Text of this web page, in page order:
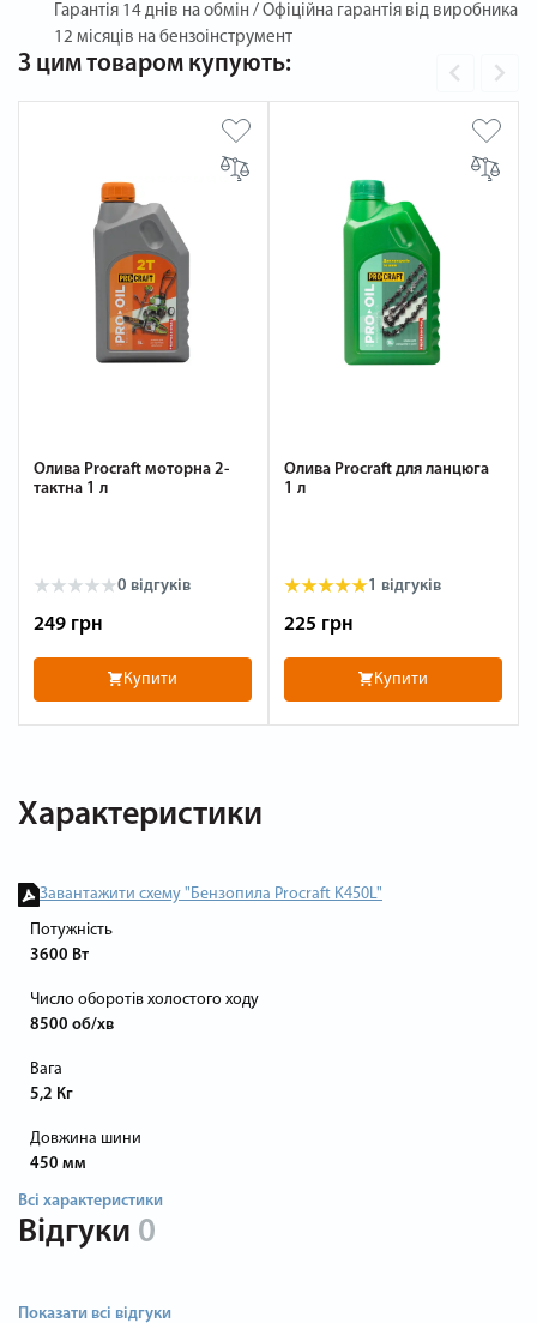
Гарантія 14 днів на обмін / Офіційна гарантія від виробника
12 місяців на бензоінструмент
З цим товаром купують:
Олива Procraft моторна 2-
тактна 1 л
0 відгуків
249 грн
Купити
Олива Procraft для ланцюга
1 л
1 відгуків
225 грн
Купити
Характеристики
Завантажити схему "Бензопила Procraft K450L"
Потужність
3600 Вт
Число оборотів холостого ходу
8500 об/хв
Вага
5,2 Кг
Довжина шини
450 мм
Всі характеристики
Відгуки 0
Показати всі відгуки